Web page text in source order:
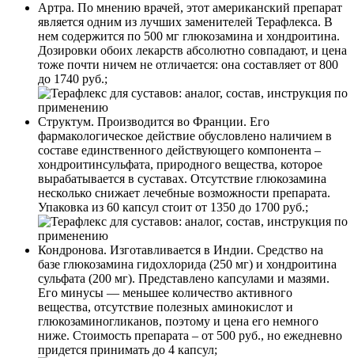
Артра. По мнению врачей, этот американский препарат
является одним из лучших заменителей Терафлекса. В
нем содержится по 500 мг глюкозамина и хондроитина.
Дозировки обоих лекарств абсолютно совпадают, и цена
тоже почти ничем не отличается: она составляет от 800
до 1740 руб.;
Структум. Производится во Франции. Его
фармакологическое действие обусловлено наличием в
составе единственного действующего компонента –
хондроитинсульфата, природного вещества, которое
вырабатывается в суставах. Отсутствие глюкозамина
несколько снижает лечебные возможности препарата.
Упаковка из 60 капсул стоит от 1350 до 1700 руб.;
Кондронова. Изготавливается в Индии. Средство на
базе глюкозамина гидохлорида (250 мг) и хондроитина
сульфата (200 мг). Представлено капсулами и мазями.
Его минусы — меньшее количество активного
вещества, отсутствие полезных аминокислот и
глюкозаминогликанов, поэтому и цена его немного
ниже. Стоимость препарата – от 500 руб., но ежедневно
придется принимать до 4 капсул;